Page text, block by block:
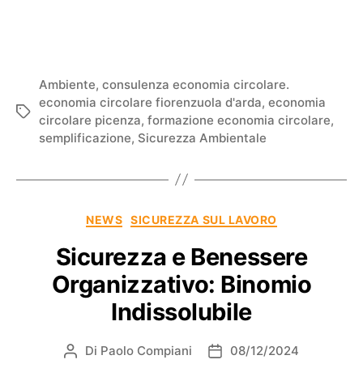
Ambiente, consulenza economia circolare.
economia circolare fiorenzuola d'arda, economia
circolare picenza, formazione economia circolare,
semplificazione, Sicurezza Ambientale
NEWS SICUREZZA SUL LAVORO
Sicurezza e Benessere
Organizzativo: Binomio
Indissolubile
Di Paolo Compiani
08/12/2024